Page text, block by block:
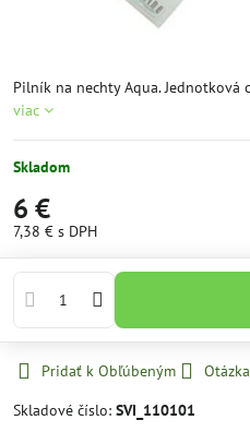
Pilník na nechty Aqua. Jednotková
viac
Skladom
6 €
7,38 € s DPH
Pridať k Obľúbeným
Skladové číslo: SVI_110101